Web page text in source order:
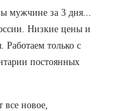
мужчине за 3 дня...
Низкие цены и
только с
постоянных
новое,